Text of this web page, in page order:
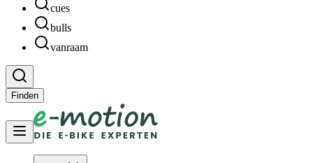
cues
bulls
vanraam
Finden